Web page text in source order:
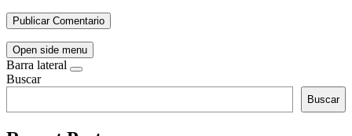
Open side menu
Barra lateral
Buscar
Buscar